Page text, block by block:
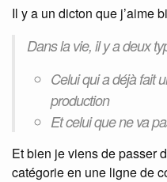
Il y a un dicton que j’aime
Dans la vie, il y a deux
Celui qui a déjà fait
production
Et celui que ne va
Et bien je viens de passer
catégorie en une ligne de